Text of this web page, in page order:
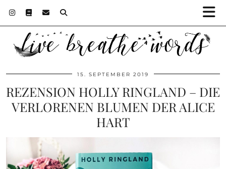
15. SEPTEMBER 2019
REZENSION HOLLY RINGLAND – DIE
VERLORENEN BLUMEN DER ALICE
HART